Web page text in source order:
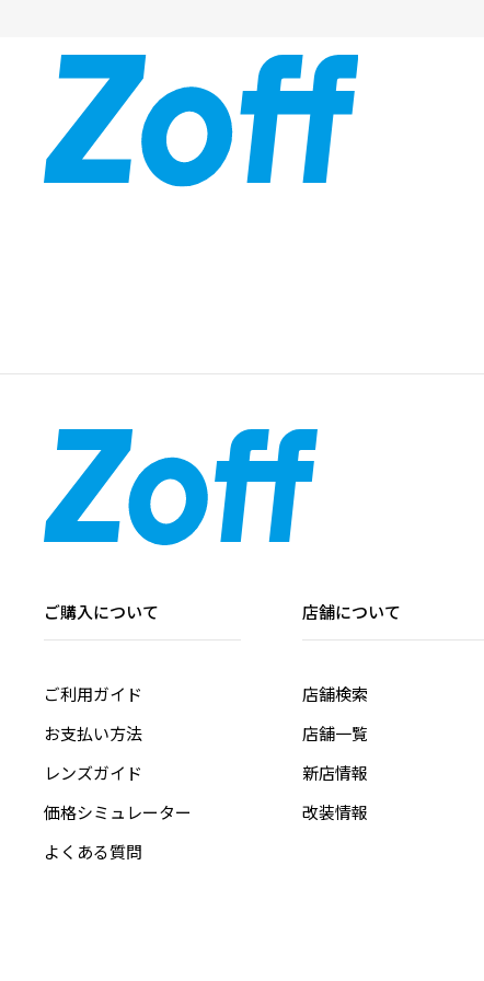
ご購入について
ご利用ガイド
お支払い方法
レンズガイド
価格シミュレーター
よくある質問
店舗について
店舗検索
店舗一覧
新店情報
改装情報